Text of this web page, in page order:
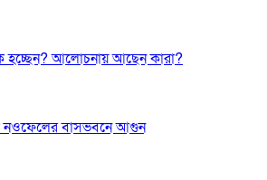
হচ্ছেন? আলোচনায় আছেন কারা?
নওফেলের বাসভবনে আগুন